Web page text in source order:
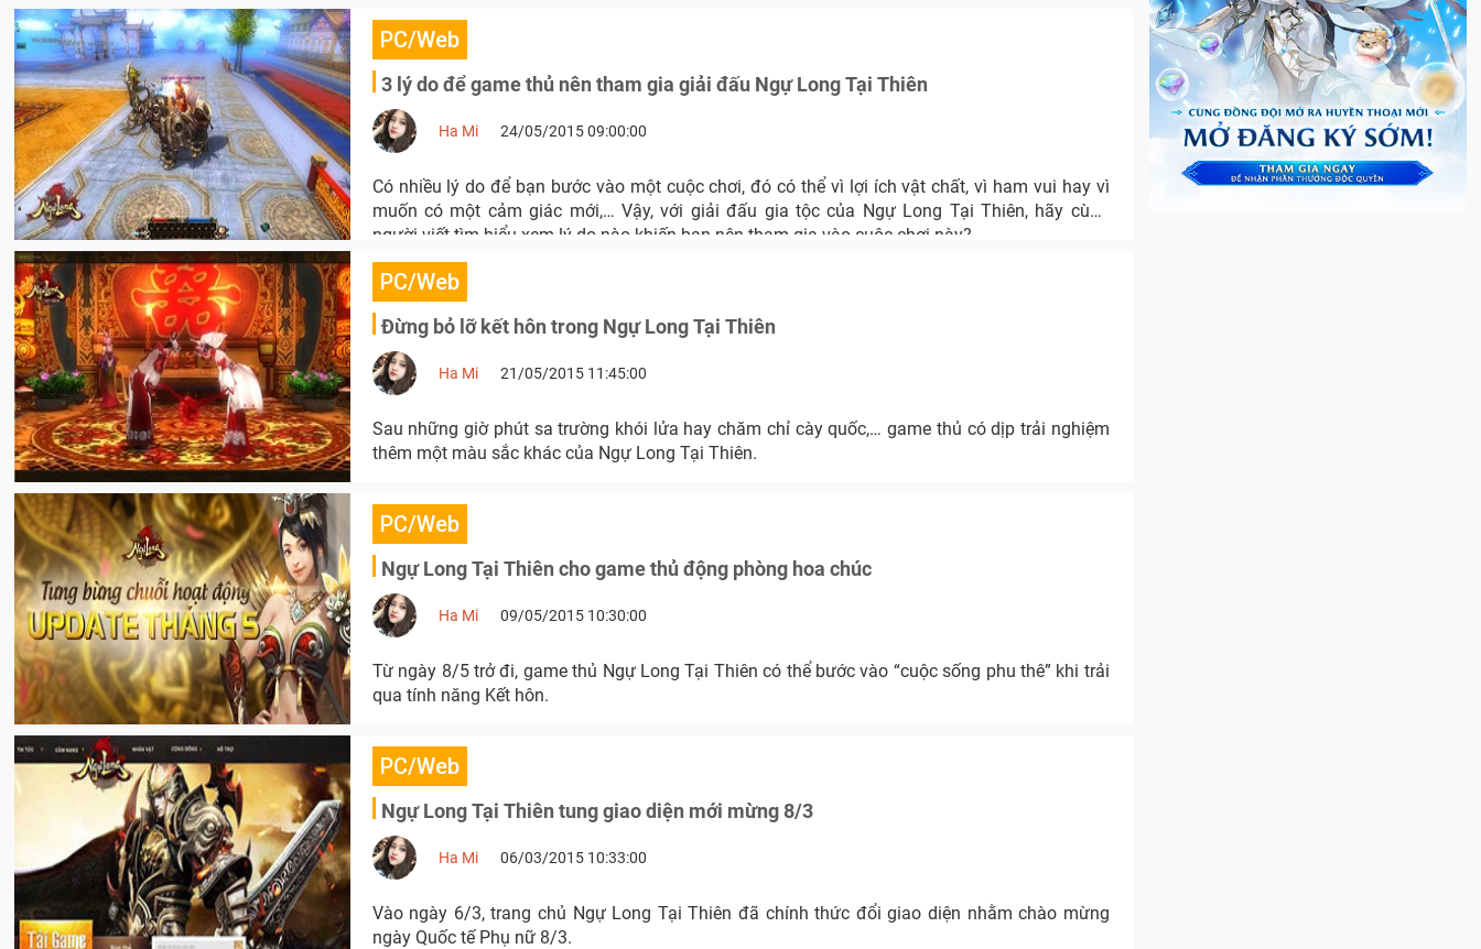
PC/Web
3 lý do để game thủ nên tham gia giải đấu Ngự Long Tại Thiên
Ha Mi 24/05/2015 09:00:00
Có nhiều lý do để bạn bước vào một cuộc chơi, đó có thể vì lợi ích vật chất, vì ham vui hay vì
muốn có một cảm giác mới,… Vậy, với giải đấu gia tộc của Ngự Long Tại Thiên, hãy cùng
người viết tìm hiểu xem lý do nào khiến bạn nên tham gia vào cuộc chơi này?
PC/Web
Đừng bỏ lỡ kết hôn trong Ngự Long Tại Thiên
Ha Mi 21/05/2015 11:45:00
Sau những giờ phút sa trường khói lửa hay chăm chỉ cày quốc,… game thủ có dịp trải nghiệm
thêm một màu sắc khác của Ngự Long Tại Thiên.
PC/Web
Ngự Long Tại Thiên cho game thủ động phòng hoa chúc
Ha Mi 09/05/2015 10:30:00
Từ ngày 8/5 trở đi, game thủ Ngự Long Tại Thiên có thể bước vào “cuộc sống phu thê” khi trải
qua tính năng Kết hôn.
PC/Web
Ngự Long Tại Thiên tung giao diện mới mừng 8/3
Ha Mi 06/03/2015 10:33:00
Vào ngày 6/3, trang chủ Ngự Long Tại Thiên đã chính thức đổi giao diện nhằm chào mừng
ngày Quốc tế Phụ nữ 8/3.